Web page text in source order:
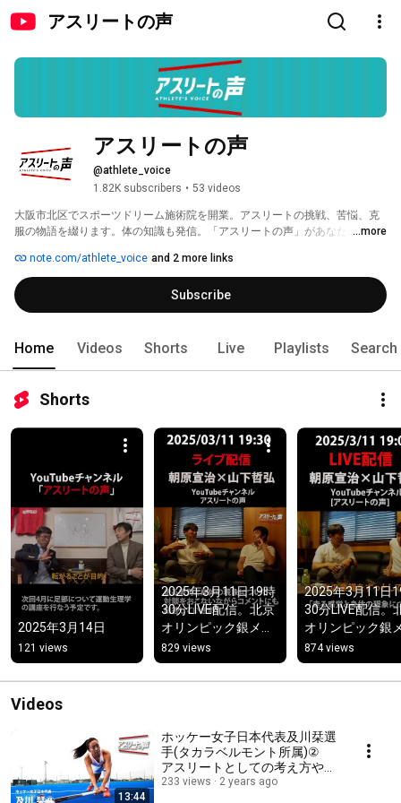
アスリートの声
アスリートの声
@athlete_voice
1.82K subscribers • 53 videos
大阪市北区でスポーツドリーム施術院を開業。アスリートの挑戦、苦悩、克
服の物語を綴ります。体の知識も発信。「アスリートの声」があなたの力...more
note.com/athlete_voice and 2 more links
Subscribe
Home Videos Shorts Live Playlists Search
Shorts
2025年3月14日
121 views
2025年3月11日19時
30分LIVE配信。北京
オリンピック銀メダ
リスト朝原宣治氏と
柔道整復師山下哲弘
先生による対談で
829 views
2025年3月11日
30分LIVE配信。
オリンピック銀
リスト朝原宣治
柔道整復師山下
先生による対談
874 views
Videos
13:44
ホッケー女子日本代表及川栞選
手(タカラベルモント所属)②
アスリートとしての考え方や目
標についてインタビューをさせ
233 views 2 years ago